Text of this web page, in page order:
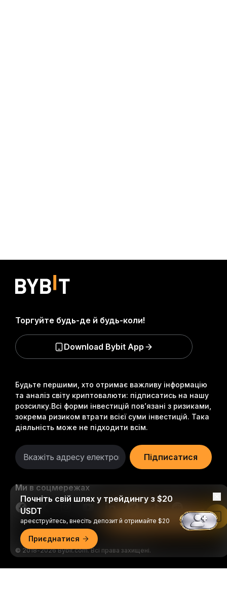
Будьте першими, хто отримає важливу інформацію
та аналіз світу криптовалюти: підписатись на нашу
розсилку.Всі форми інвестицій пов’язані з ризиками,
зокрема ризиком втрати всієї суми інвестицій. Така
діяльність може не підходити всім.
Підписатися
Ми в соцмережах
© 2018-2026 Bybit.com. Всі права захищені.
Торгуйте будь-де й будь-коли!
Download Bybit App
Почніть свій шлях у трейдингу з $20
USDT
ареєструйтесь, внесіть депозит й отримайте $20
Приєднатися
Читати в застосунку Bybit